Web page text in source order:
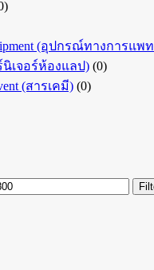
(อุปกรณ์ทางการแ
นิเจอร์ห้องแลป) (0)
(สารเคมี) (0)